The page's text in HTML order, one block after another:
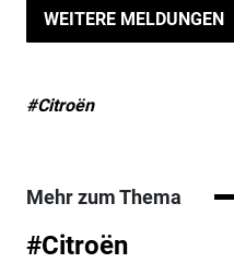
WEITERE MELDUNGEN
#Citroën
Mehr zum Thema
#Citroën